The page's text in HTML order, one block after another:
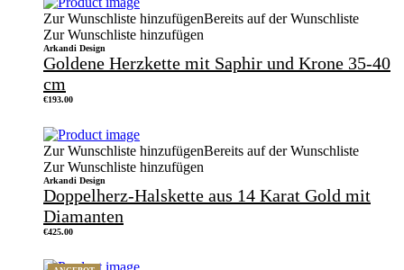
Zur Wunschliste hinzufügenBereits auf der Wunschliste
Zur Wunschliste hinzufügen
Arkandi Design
Goldene Herzkette mit Saphir und Krone 35-40
cm
€193.00
Zur Wunschliste hinzufügenBereits auf der Wunschliste
Zur Wunschliste hinzufügen
Arkandi Design
Doppelherz-Halskette aus 14 Karat Gold mit
Diamanten
€425.00